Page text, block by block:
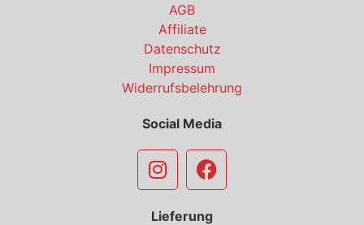
AGB
Affiliate
Datenschutz
Impressum
Widerrufsbelehrung
Social Media
Lieferung